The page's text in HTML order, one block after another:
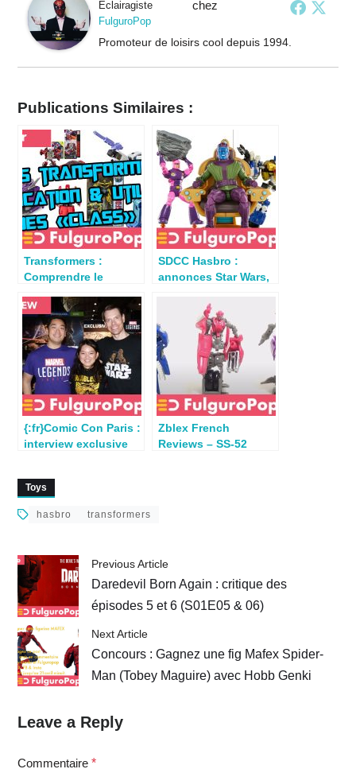
Eclairagistechez
FulguroPop
Promoteur de loisirs cool depuis 1994.
Publications Similaires :
Transformers :
Comprendre le
des jouets
SDCC Hasbro :
annonces Star Wars,
Transformers
{:fr}Comic Con Paris :
interview exclusive
team at Paris Comic
Con : exclusive
interview{:}
Zblex French
Reviews – SS-52
Toys
hasbro transformers
Previous Article
Daredevil Born Again : critique des
épisodes 5 et 6 (S01E05 & 06)
Next Article
Concours : Gagnez une fig Mafex Spider-
Man (Tobey Maguire) avec Hobb Genki
Leave a Reply
Commentaire *